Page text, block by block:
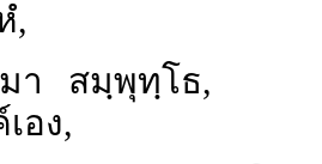
,
า สมฺพุทฺโธ,
อง,